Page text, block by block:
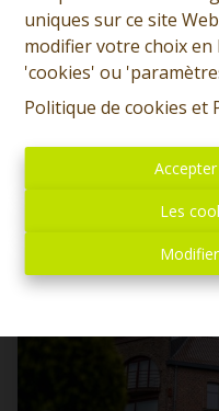
uniques sur ce site
modifier votre choix
'cookies' ou
Politique de cookies et
Les
Espace commercial
Avenue d'Hyon 45,